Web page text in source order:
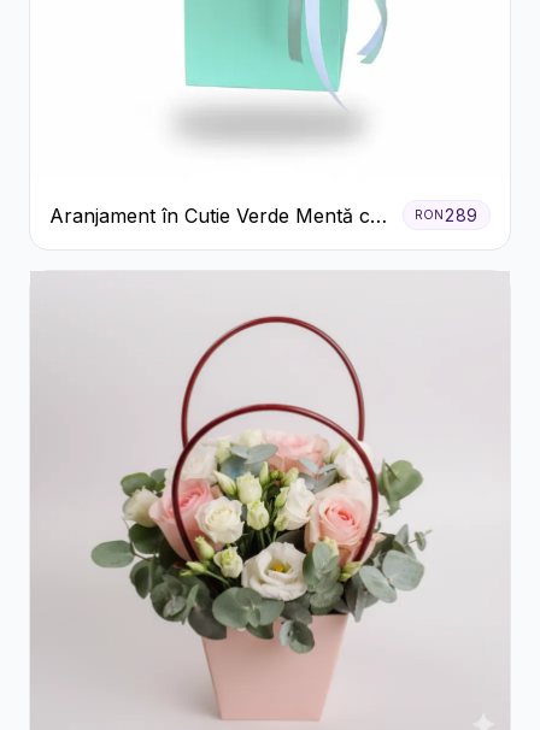
Aranjament în Cutie Verde Mentă cu
Trandafiri și Alstroemeria
RON 289